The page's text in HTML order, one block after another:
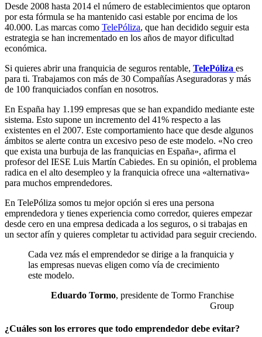
Desde 2008 hasta 2014 el número de establecimientos que optaron
por esta fórmula se ha mantenido casi estable por encima de los
40.000. Las marcas como TelePóliza, que han decidido seguir esta
estrategia se han incrementado en los años de mayor dificultad
económica.
Si quieres abrir una franquicia de seguros rentable, TelePóliza es
para ti. Trabajamos con más de 30 Compañías Aseguradoras y más
de 100 franquiciados confían en nosotros.
En España hay 1.199 empresas que se han expandido mediante este
sistema. Esto supone un incremento del 41% respecto a las
existentes en el 2007. Este comportamiento hace que desde algunos
ámbitos se alerte contra un excesivo peso de este modelo. «No creo
que exista una burbuja de las franquicias en España», afirma el
profesor del IESE Luis Martín Cabiedes. En su opinión, el problema
radica en el alto desempleo y la franquicia ofrece una «alternativa»
para muchos emprendedores.
En TelePóliza somos tu mejor opción si eres una persona
emprendedora y tienes experiencia como corredor, quieres empezar
desde cero en una empresa dedicada a los seguros, o si trabajas en
un sector afín y quieres completar tu actividad para seguir creciendo.
Cada vez más el emprendedor se dirige a la franquicia y
las empresas nuevas eligen como vía de crecimiento
este modelo.
Eduardo Tormo, presidente de Tormo Franchise
Group
¿Cuáles son los errores que todo emprendedor debe evitar?